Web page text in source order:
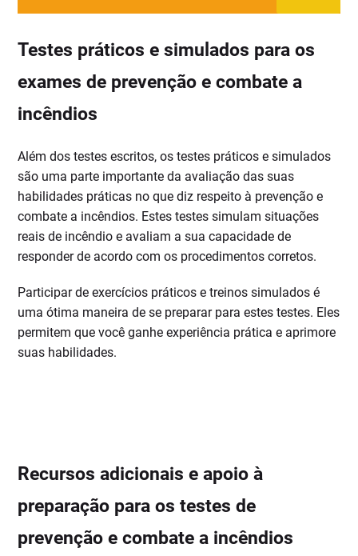
Testes práticos e simulados para os
exames de prevenção e combate a
incêndios
Além dos testes escritos, os testes práticos e simulados
são uma parte importante da avaliação das suas
habilidades práticas no que diz respeito à prevenção e
combate a incêndios. Estes testes simulam situações
reais de incêndio e avaliam a sua capacidade de
responder de acordo com os procedimentos corretos.
Participar de exercícios práticos e treinos simulados é
uma ótima maneira de se preparar para estes testes. Eles
permitem que você ganhe experiência prática e aprimore
suas habilidades.
Recursos adicionais e apoio à
preparação para os testes de
prevenção e combate a incêndios